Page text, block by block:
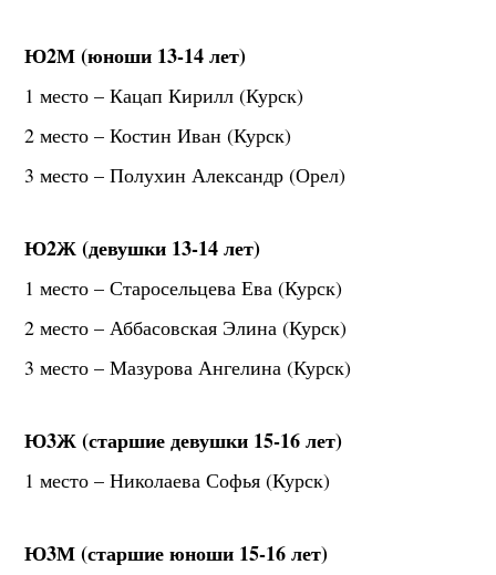
Ю2М (юноши 13-14 лет)
1 место – Кацап Кирилл (Курск)
2 место – Костин Иван (Курск)
3 место – Полухин Александр (Орел)
Ю2Ж (девушки 13-14 лет)
1 место – Старосельцева Ева (Курск)
2 место – Аббасовская Элина (Курск)
3 место – Мазурова Ангелина (Курск)
Ю3Ж (старшие девушки 15-16 лет)
1 место – Николаева Софья (Курск)
Ю3М (старшие юноши 15-16 лет)